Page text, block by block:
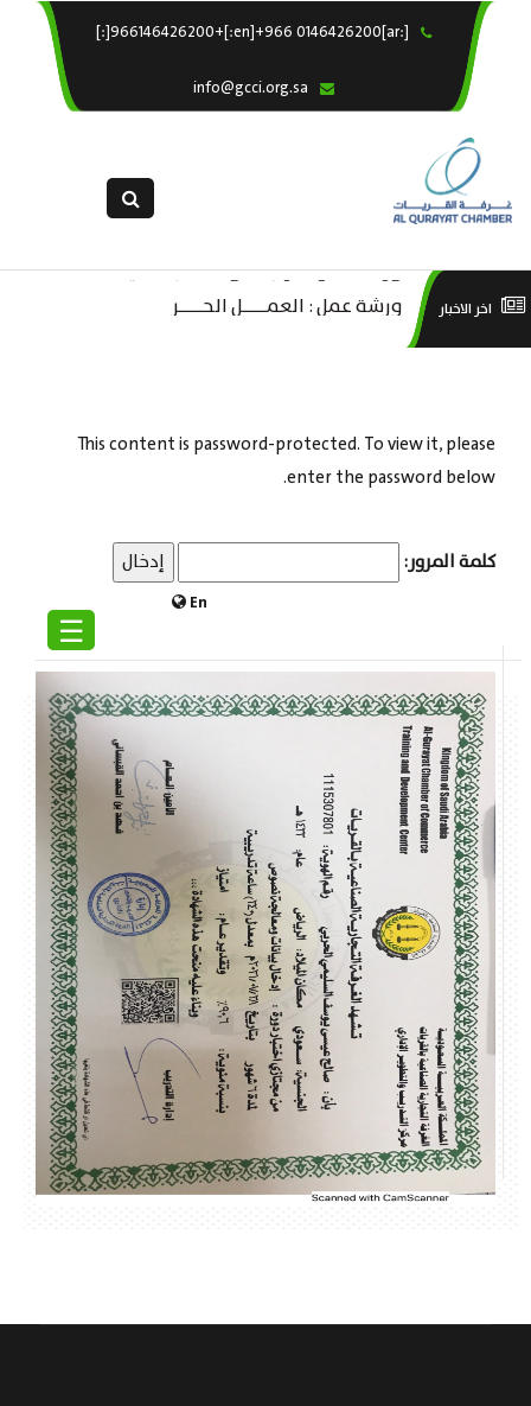
[:ar]966146426200+[:en]+966 0146426200[:]
En
☰
×
خدماتنا
التقديم الالكترونى
اخر الاخبار ورشة عمل : العمـــــل الحـــــر
This content is password-protected. To view it, please
enter the password below.
كلمة المرور: